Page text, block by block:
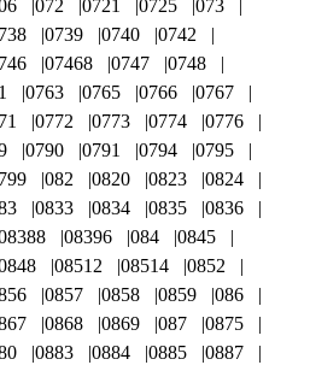
072 0721 0725
073
0739 0740
0742
07468 0747
0748
0763 0765 0766
0767
0772 0773 0774
0776
0790 0791 0794
0795
082 0820 0823
0824
0833 0834 0835
0836
08396 084
0845
08512 08514
0852
0857 0858 0859
086
0868 0869 087
0875
0883 0884 0885
0887